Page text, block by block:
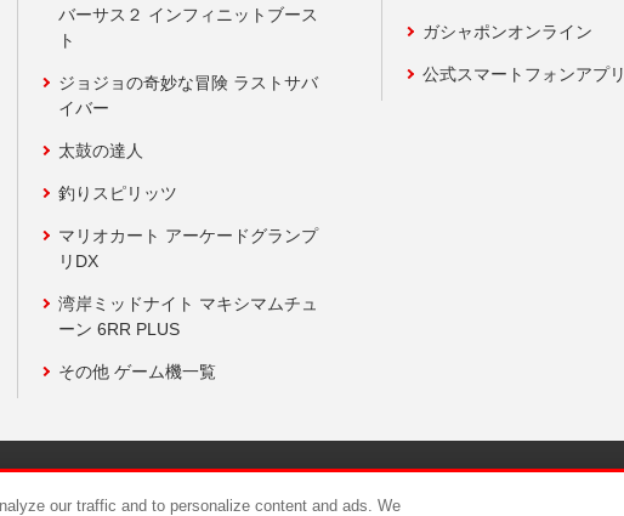
バーサス２ インフィニットブース
ト
ジョジョの奇妙な冒険 ラストサバ
イバー
太鼓の達人
釣りスピリッツ
マリオカート アーケードグランプ
リDX
湾岸ミッドナイト マキシマムチュ
ーン 6RR PLUS
その他 ゲーム機一覧
ガシャポンオンライン
公式スマートフォンアプリ
our traffic and to personalize content and ads. We